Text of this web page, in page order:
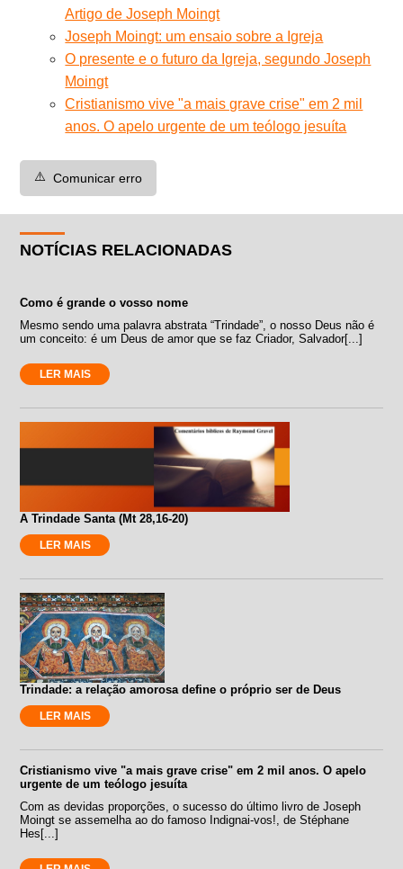
Artigo de Joseph Moingt
Joseph Moingt: um ensaio sobre a Igreja
O presente e o futuro da Igreja, segundo Joseph
Moingt
Cristianismo vive "a mais grave crise" em 2 mil
anos. O apelo urgente de um teólogo jesuíta
⚠️ Comunicar erro
NOTÍCIAS RELACIONADAS
Como é grande o vosso nome
Mesmo sendo uma palavra abstrata “Trindade”, o nosso Deus não é
um conceito: é um Deus de amor que se faz Criador, Salvador[...]
LER MAIS
A Trindade Santa (Mt 28,16-20)
LER MAIS
Trindade: a relação amorosa define o próprio ser de Deus
LER MAIS
Cristianismo vive "a mais grave crise" em 2 mil anos. O apelo
urgente de um teólogo jesuíta
Com as devidas proporções, o sucesso do último livro de Joseph
Moingt se assemelha ao do famoso Indignai-vos!, de Stéphane
Hes[...]